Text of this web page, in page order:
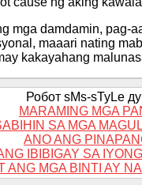
mga damdamin, pag-
maaari nating
kakayahang
Робот sMs-sTyLe
MARAMING MGA
SA MGA
ANO ANG
IBIBIGAY SA
ANG MGA BINTI AY